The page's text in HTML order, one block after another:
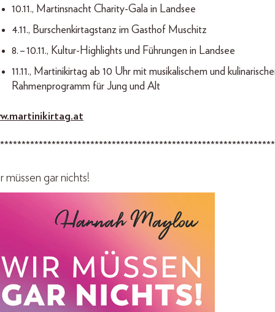
10.11., Martinsnacht Charity-Gala in Landsee
4.11., Burschenkirtagstanz im Gasthof Muschitz
8. – 10.11., Kultur-Highlights und Führungen in Landsee
11.11., Martinikirtag ab 10 Uhr mit musikalischem und
Rahmenprogramm für Jung und Alt
müssen gar nichts!